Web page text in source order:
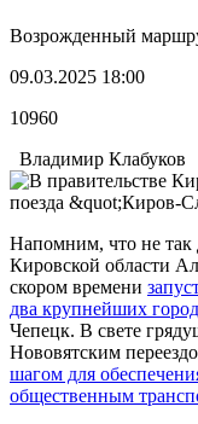
Возрожденный
09.03.2025 18:00
10960
Владимир Клабуков
Напомним, что не так
Кировской области
скором времени
два крупнейших
Чепецк. В свете
Нововятским
шагом для
общественным